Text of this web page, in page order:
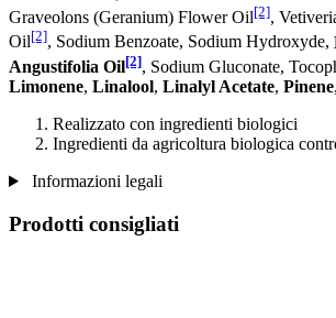
Graveolons (Geranium) Flower Oil[2],
Oil[2], Sodium Benzoate, Sodium Hydroxyde,
Angustifolia Oil[2], Sodium Gluconate,
Limonene, Linalool, Linalyl Acetate, Pinene,
Realizzato con ingredienti biologici
Ingredienti da agricoltura biologica
Informazioni legali
Prodotti consigliati